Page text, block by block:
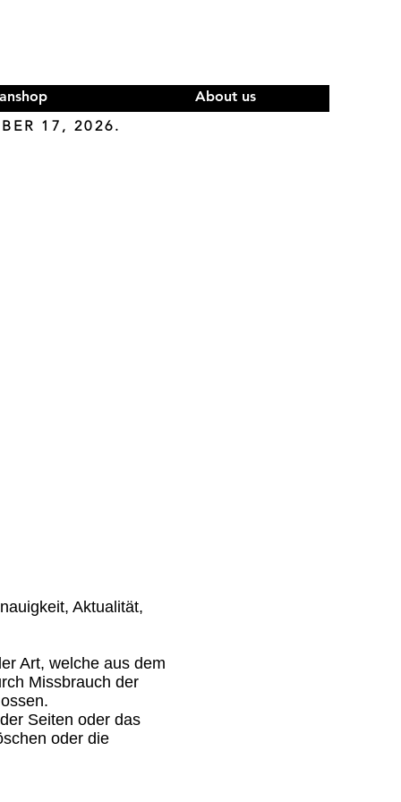
About us
17, 2026.
Aktualität,
Art, welche aus dem
Missbrauch der
Seiten oder das
oder die